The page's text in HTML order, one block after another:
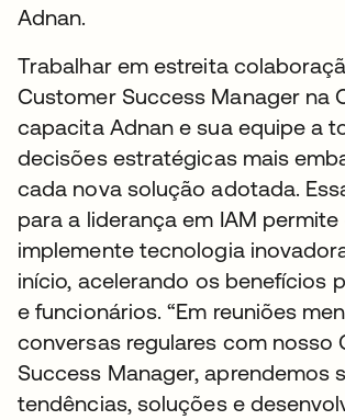
Adnan.
Trabalhar em estreita
Customer Success Manager na
capacita Adnan e sua equipe a
decisões estratégicas mais
cada nova solução adotada.
para a liderança em IAM permite
implemente tecnologia
início, acelerando os benefícios
e funcionários. “Em reuniões
conversas regulares com nosso
Success Manager, aprendemos
tendências, soluções e